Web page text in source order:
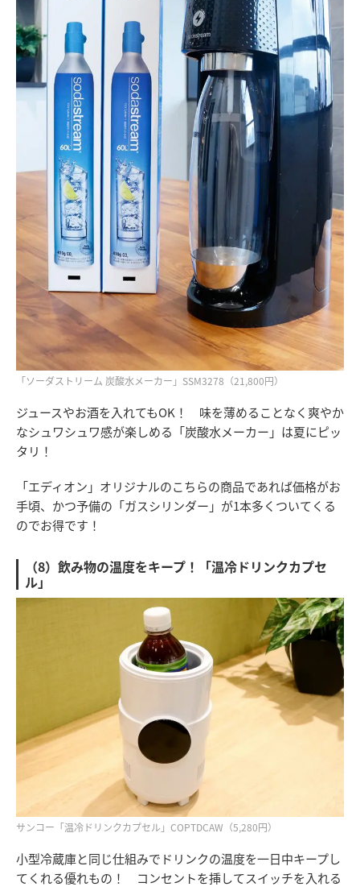
「ソーダストリーム 炭酸水メーカー」SSM3278（21,800円）
ジュースやお酒を入れてもOK！ 味を薄めることなく爽やか
なシュワシュワ感が楽しめる「炭酸水メーカー」は夏にピッ
タリ！
「エディオン」オリジナルのこちらの商品であれば価格がお
手頃、かつ予備の「ガスシリンダー」が1本多くついてくる
のでお得です！
（8）飲み物の温度をキープ！「温冷ドリンクカプセ
ル」
サンコー「温冷ドリンクカプセル」COPTDCAW（5,280円）
小型冷蔵庫と同じ仕組みでドリンクの温度を一日中キープし
てくれる優れもの！ コンセントを挿してスイッチを入れる